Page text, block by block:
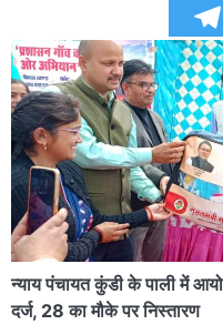
न्याय पंचायत कुंडी के पाली में
दर्ज, 28 का मौके पर निस्तारण